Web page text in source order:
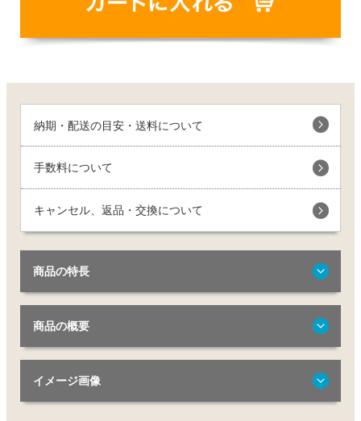
納期・配送の目安・送料について
手数料について
キャンセル、返品・交換について
商品の特長
商品の概要
イメージ画像